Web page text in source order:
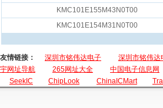
KMC101E155M43N0T00
KMC101E154M31N0T00
友情链接： 深圳市铭伟达电子 深圳市铭伟达
宇网址导航
265网址大全 中国电子信息网
SeekIC
ChipLook ChinaICMart